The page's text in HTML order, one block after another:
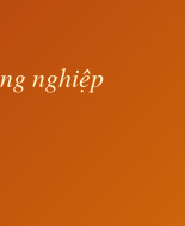
nghiệp